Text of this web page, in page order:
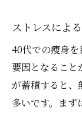
ストレスによ
40代での痩身
要因となること
が蓄積すると、
多いです。まず